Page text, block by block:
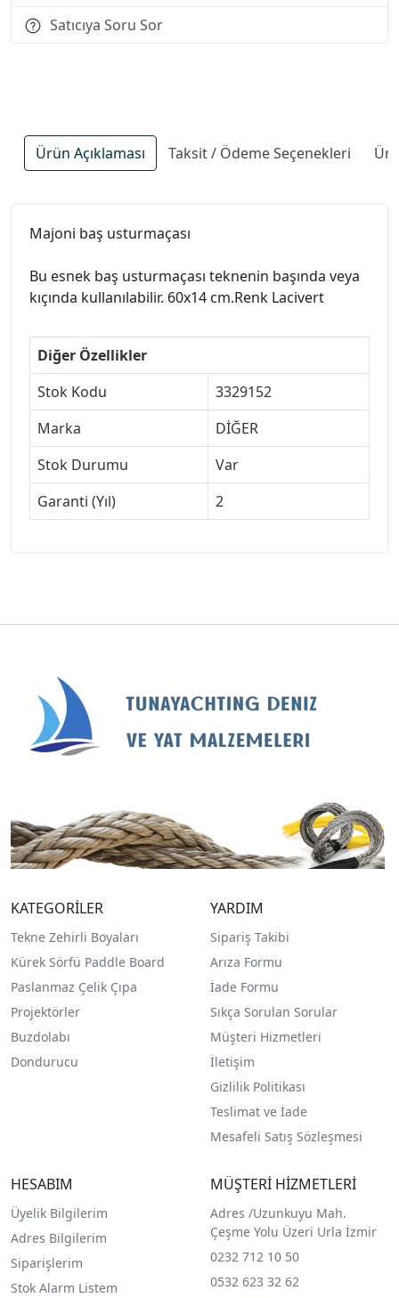
Satıcıya Soru Sor
Ürün Açıklaması Taksit / Ödeme Seçenekleri
Majoni baş usturmaçası
Bu esnek baş usturmaçası teknenin başında veya
kıçında kullanılabilir. 60x14 cm.Renk Lacivert
Diğer Özellikler
Stok Kodu
3329152
Marka
DİĞER
Stok Durumu
Var
Garanti (Yıl)
2
KATEGORİLER
Tekne Zehirli Boyaları
Kürek Sörfü Paddle Board
Paslanmaz Çelik Çıpa
Projektörler
Buzdolabı
Dondurucu
YARDIM
Sipariş Takibi
Arıza Formu
İade Formu
Sıkça Sorulan Sorular
Müşteri Hizmetleri
İletişim
Gizlilik Politikası
Teslimat ve İade
Mesafeli Satış Sözleşmesi
HESABIM
Üyelik Bilgilerim
Adres Bilgilerim
Siparişlerim
Stok Alarm Listem
MÜŞTERİ HİZMETLERİ
Adres /Uzunkuyu Mah.
Çeşme Yolu Üzeri Urla İzmir
0232 712 10 50
0532 623 32 62